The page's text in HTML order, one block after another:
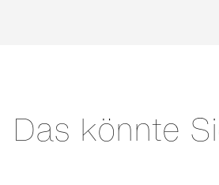
Das könnte